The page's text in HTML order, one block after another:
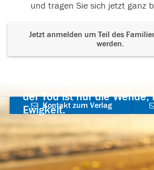
und tragen Sie sich jetzt ganz
Jetzt anmelden um Teil des
werden.
der Tod ist nur die Wende,
Ewigkeit.
Kontakt zum Verlag
aufnehmen